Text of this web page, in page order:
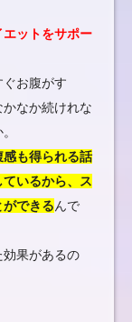
ットをサポー
お腹がす
なか続けれな
も得られる話
いるから、ス
ができるんで
果があるの